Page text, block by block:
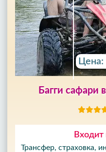
Цена:
Багги сафари
Входит
Трансфер, страховка,